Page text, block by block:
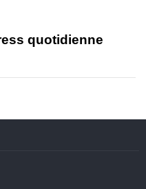
quotidienne